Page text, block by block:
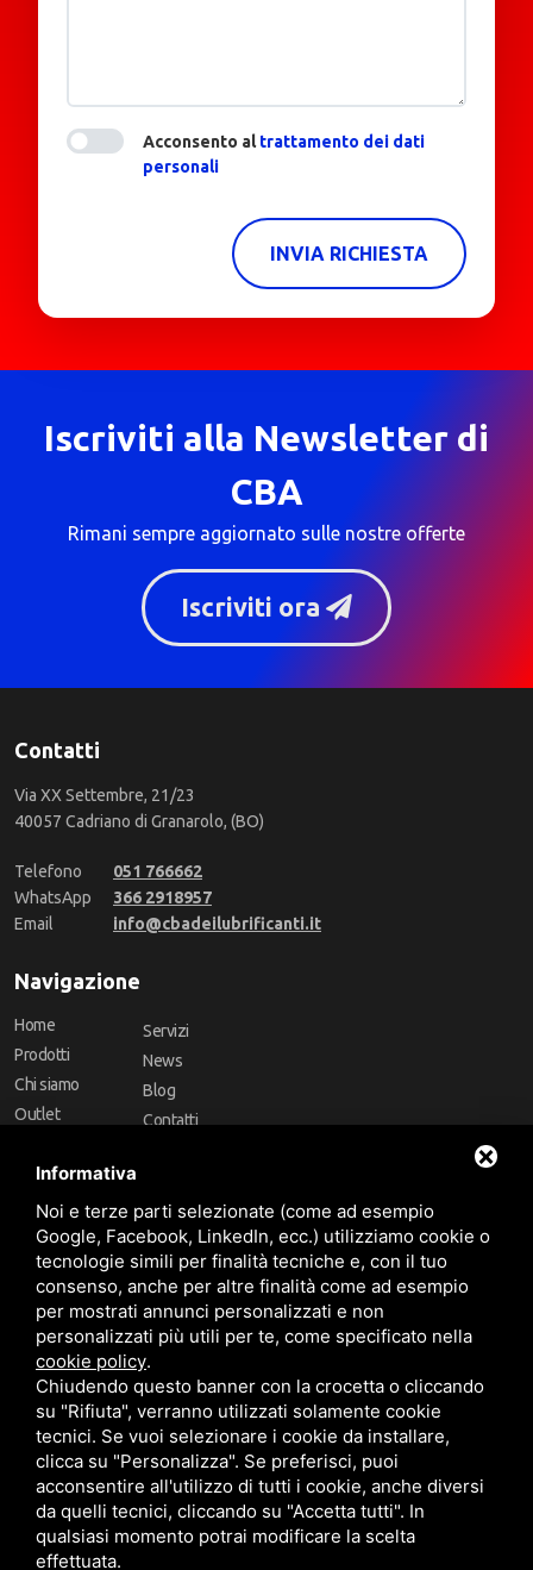
Acconsento altrattamento dei dati
personali
INVIA RICHIESTA
Iscriviti alla Newsletter di
CBA
Rimani sempre aggiornato sulle nostre offerte
Iscriviti ora
Contatti
Via XX Settembre, 21/23
40057 Cadriano di Granarolo, (BO)
Telefono
051 766662
WhatsApp
366 2918957
Email
info@cbadeilubrificanti.it
Navigazione
Home
Prodotti
Chi siamo
Outlet
Marchi
Servizi
News
Blog
Contatti
Follow Us
Area riservata
CBA dei Lubrificanti Spa - P. IVA 00624811204 - Codice fiscale 03472740376
R.E.A. n° 293659 - REG. IMPRESE BO Capitale Sociale €. 120.000 int. versati -
Sitemap Questo sito è protetto da Google reCAPTCHA v3,
Informativa
Noi e terze parti selezionate (come ad esempio
Google, Facebook, LinkedIn, ecc.) utilizziamo cookie o
tecnologie simili per finalità tecniche e, con il tuo
consenso, anche per altre finalità come ad esempio
per mostrati annunci personalizzati e non
personalizzati più utili per te, come specificato nella
cookie policy.
Chiudendo questo banner con la crocetta o cliccando
su "Rifiuta", verranno utilizzati solamente cookie
tecnici. Se vuoi selezionare i cookie da installare,
clicca su "Personalizza". Se preferisci, puoi
acconsentire all'utilizzo di tutti i cookie, anche diversi
da quelli tecnici, cliccando su "Accetta tutti". In
qualsiasi momento potrai modificare la scelta
effettuata.